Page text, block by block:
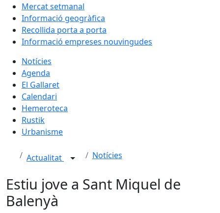
Mercat setmanal
Informació geogràfica
Recollida porta a porta
Informació empreses nouvingudes
Notícies
Agenda
El Gallaret
Calendari
Hemeroteca
Rustik
Urbanisme
Actualitat Notícies
Estiu jove a Sant Miquel de
Balenyà